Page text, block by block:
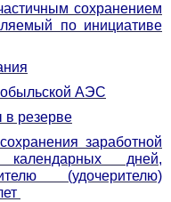
сохранением
по инициативе
АЭС
резерве
заработной
дней,
(удочерителю)